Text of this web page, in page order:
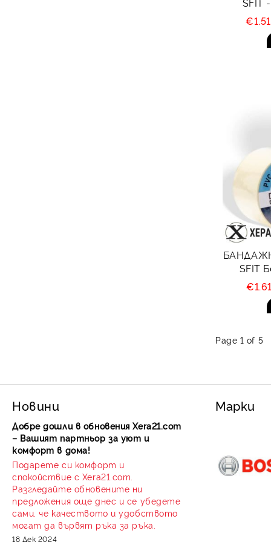
€1.51
SFIT
€1.61
Page 1 of 5
Новини
Добре дошли в обновения Xera21.com
– Вашият партньор за уют и
комфорт в дома!
Подарете си комфорт и
спокойствие с Xera21.com.
Разгледайте обновените ни
предложения още днес и се убедете
сами, че качеството и удобството
могат да вървят ръка за ръка.
18 Дек 2024
Марки